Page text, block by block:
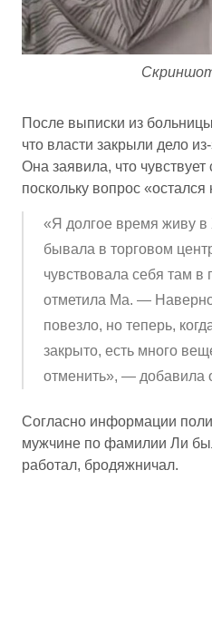
После выписки из
что власти закрыли дело
Она заявила, что
поскольку вопрос
«Я долгое время живу в
бывала в торговом
чувствовала себя там
отметила Ма. —
повезло, но теперь,
закрыто, есть много
отменить», — добавила
Согласно информации
мужчине по фамилии Ли
работал, бродяжничал.